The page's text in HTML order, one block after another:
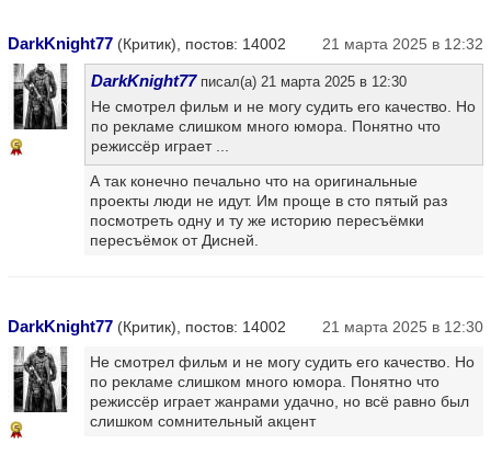
DarkKnight77 (Критик), постов: 14002 21 марта 2025 в 12:32
5
DarkKnight77писал(а) 21 марта 2025 в 12:30
Не смотрел фильм и не могу судить его качество. Но
по рекламе слишком много юмора. Понятно что
режиссёр играет ...
А так конечно печально что на оригинальные
проекты люди не идут. Им проще в сто пятый раз
посмотреть одну и ту же историю пересъёмки
пересъёмок от Дисней.
DarkKnight77 (Критик), постов: 14002 21 марта 2025 в 12:30
5
Не смотрел фильм и не могу судить его качество. Но
по рекламе слишком много юмора. Понятно что
режиссёр играет жанрами удачно, но всё равно был
слишком сомнительный акцент